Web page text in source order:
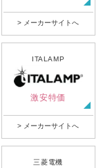
> メーカーサイトへ
ITALAMP
激安特価
> メーカーサイトへ
三菱電機